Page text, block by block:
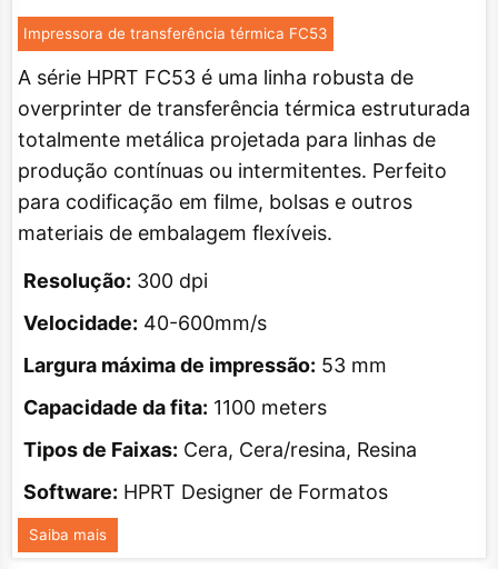
Impressora de transferência térmica FC53
A série HPRT FC53 é uma linha robusta de
overprinter de transferência térmica estruturada
totalmente metálica projetada para linhas de
produção contínuas ou intermitentes. Perfeito
para codificação em filme, bolsas e outros
materiais de embalagem flexíveis.
Resolução: 300 dpi
Velocidade: 40-600mm/s
Largura máxima de impressão: 53 mm
Capacidade da fita: 1100 meters
Tipos de Faixas: Cera, Cera/resina, Resina
Software: HPRT Designer de Formatos
Saiba mais